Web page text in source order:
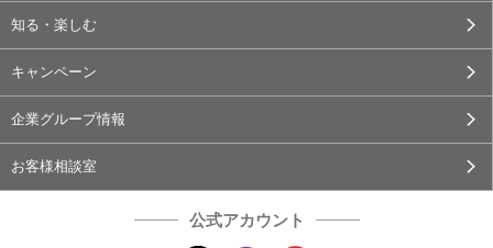
知る・楽しむ
キャンペーン
企業グループ情報
お客様相談室
公式アカウント